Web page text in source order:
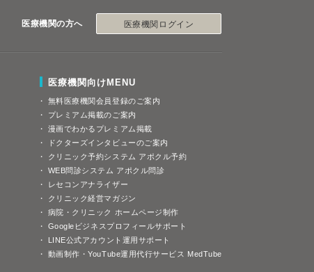
医療機関の方へ 医療機関ログイン
医療機関向けMENU
無料医療機関会員登録のご案内
プレミアム掲載のご案内
漫画でわかるプレミアム掲載
ドクターズインタビューのご案内
クリニック予約システム アポクル予約
WEB問診システム アポクル問診
レセコンアナライザー
クリニック経営マガジン
病院・クリニック ホームページ制作
Googleビジネスプロフィールサポート
LINE公式アカウント運用サポート
動画制作・YouTube運用代行サービス MedTube